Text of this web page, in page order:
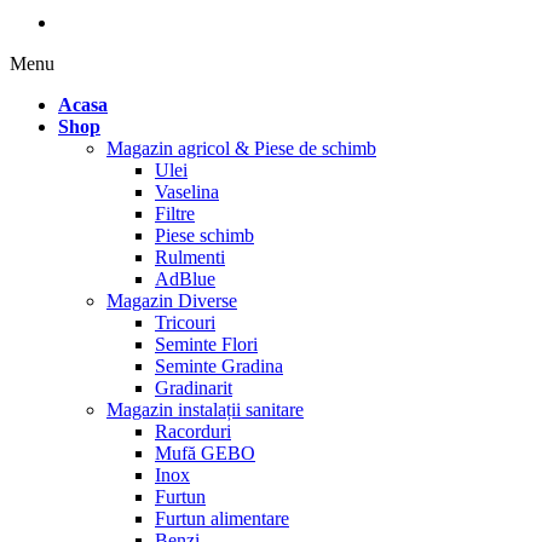
Menu
Acasa
Shop
Magazin agricol & Piese de schimb
Ulei
Vaselina
Filtre
Piese schimb
Rulmenti
AdBlue
Magazin Diverse
Tricouri
Seminte Flori
Seminte Gradina
Gradinarit
Magazin instalații sanitare
Racorduri
Mufă GEBO
Inox
Furtun
Furtun alimentare